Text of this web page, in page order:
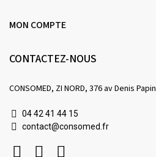
MON COMPTE
CONTACTEZ-NOUS
CONSOMED, ZI NORD, 376 av Denis
04 42 41 44 15
contact@consomed.fr